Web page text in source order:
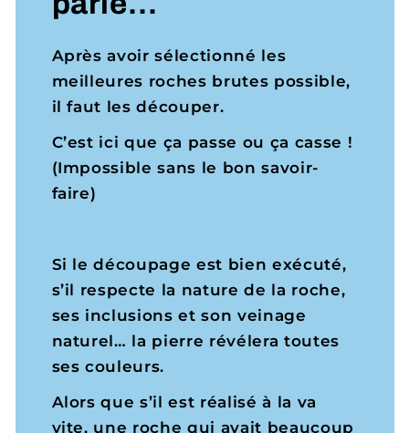
Après avoir sélectionné les
meilleures roches brutes possible,
il faut les découper.
C’est ici que ça passe ou ça casse !
(Impossible sans le bon savoir-
faire)
Si le découpage est bien exécuté,
s’il respecte la nature de la roche,
ses inclusions et son veinage
naturel… la pierre révélera toutes
ses couleurs.
Alors que s’il est réalisé à la va
vite, une roche qui avait beaucoup